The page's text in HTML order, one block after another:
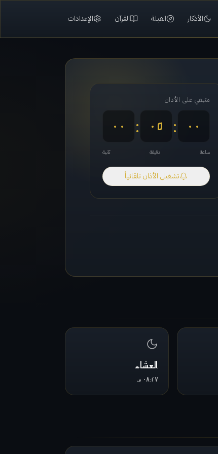
الأذكار القبلة القرآن الإعدادات
متبقي على الأذان
٠٠ : ٠٥ : ٠٠
ساعة دقيقة ثانية
تشغيل الأذان تلقائياً
العشاء
٠٨:٢٧ م